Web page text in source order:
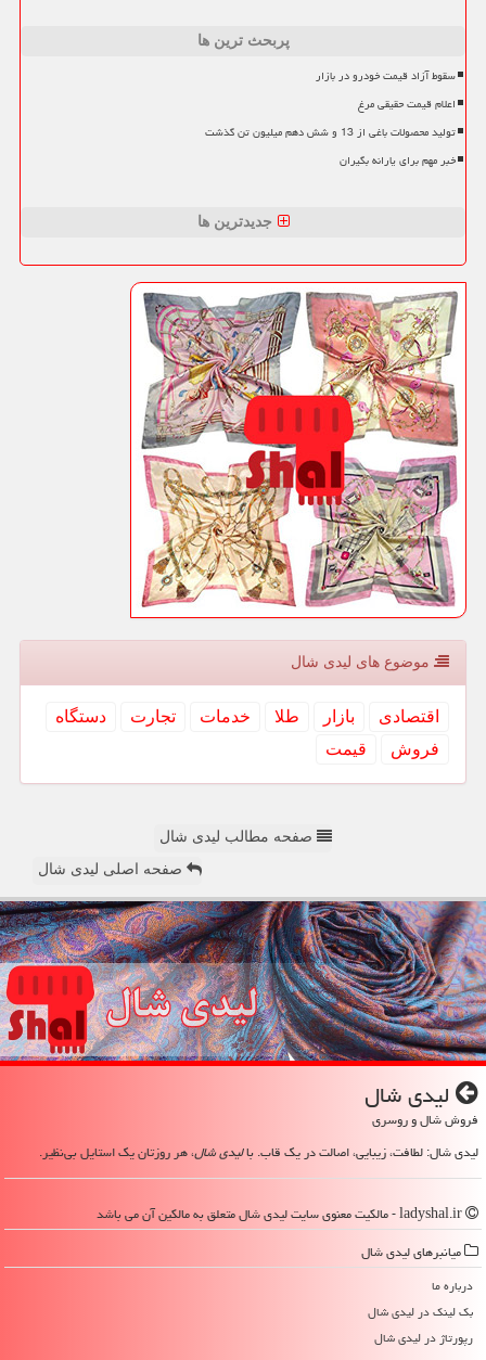
پربحث ترین ها
سقوط آزاد قیمت خودرو در بازار
اعلام قیمت حقیقی مرغ
تولید محصولات باغی از 13 و شش دهم میلیون تن گذشت
خبر مهم برای یارانه بگیران
جدیدترین ها
موضوع های لیدی شال
اقتصادی بازار طلا خدمات تجارت
دستگاه
فروش
قیمت
صفحه مطالب لیدی شال
صفحه اصلی لیدی شال
لیدی شال
فروش شال و روسری
لیدی شال: لطافت، زیبایی، اصالت در یک قاب. بالیدی شال، هر روزتان یک استایل بی‌نظیر.
میانبرهای لیدی شال
درباره ما
بک لینک در لیدی شال
رپورتاژ در لیدی شال